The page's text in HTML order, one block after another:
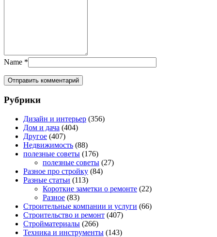
Name *
Рубрики
Дизайн и интерьер (356)
Дом и дача (404)
Другое (407)
Недвижимость (88)
полезные советы (176)
полезные советы (27)
Разное про стройку (84)
Разные статьи (113)
Короткие заметки о ремонте (22)
Разное (83)
Строительные компании и услуги (66)
Строительство и ремонт (407)
Стройматериалы (266)
Техника и инструменты (143)